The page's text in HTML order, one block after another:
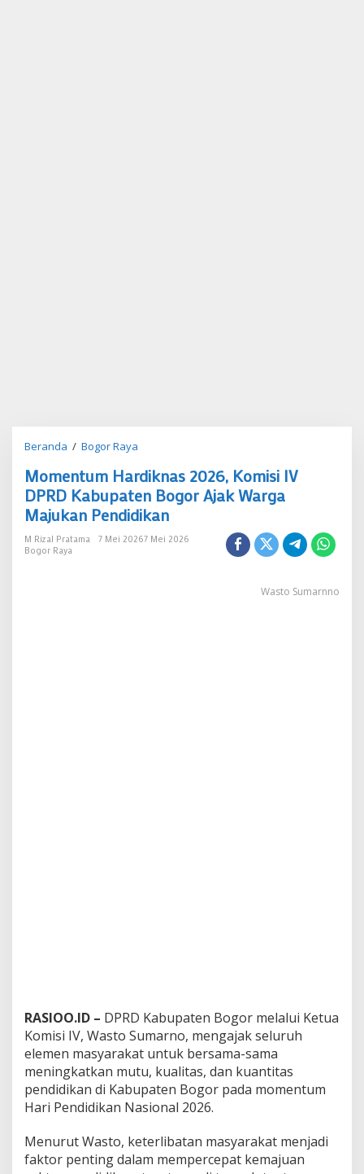
Beranda / Bogor Raya
2026,
Komisi
IV
DPRD
Kabupaten
Momentum Hardiknas 2026, Komisi IV
DPRD Kabupaten Bogor Ajak Warga
Majukan Pendidikan
M Rizal Pratama 7 Mei 20267 Mei 2026
Bogor Raya
Wasto Sumarnno
RASIOO.ID – DPRD Kabupaten Bogor melalui Ketua
Komisi IV, Wasto Sumarno, mengajak seluruh
elemen masyarakat untuk bersama-sama
meningkatkan mutu, kualitas, dan kuantitas
pendidikan di Kabupaten Bogor pada momentum
Hari Pendidikan Nasional 2026.
Menurut Wasto, keterlibatan masyarakat menjadi
faktor penting dalam mempercepat kemajuan